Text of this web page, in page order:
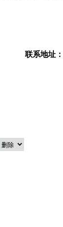
联系地址：